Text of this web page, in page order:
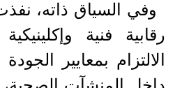
رقابية فنية
الالتزام بمعايير